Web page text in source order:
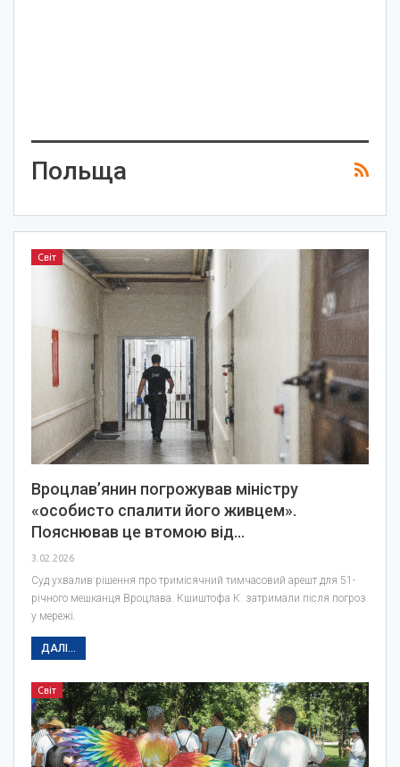
Польща
Світ
Вроцлав’янин погрожував міністру
«особисто спалити його живцем».
Пояснював це втомою від…
3.02.2026
Суд ухвалив рішення про тримісячний тимчасовий арешт для 51-
річного мешканця Вроцлава. Кшиштофа К. затримали після погроз
у мережі.
ДАЛІ...
Світ